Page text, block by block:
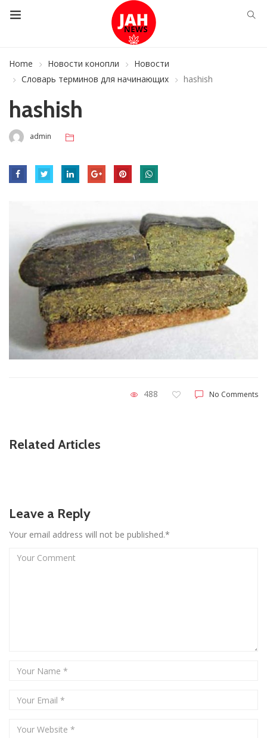
Home Новости конопли
Новости
Словарь терминов для начинающих
hashish
hashish
admin
488 No Comments
Related Articles
Leave a Reply
Your email address will not be published.*